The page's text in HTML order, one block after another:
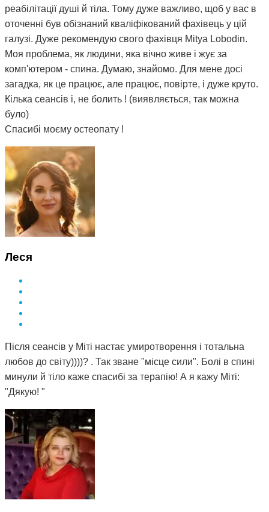
реабілітації душі й тіла. Тому дуже важливо, щоб у вас в
оточенні був обізнаний кваліфікований фахівець у цій
галузі. Дуже рекомендую свого фахівця Mitya Lobodin.
Моя проблема, як людини, яка вічно живе і жує за
комп'ютером - спина. Думаю, знайомо. Для мене досі
загадка, як це працює, але працює, повірте, і дуже круто.
Кілька сеансів і, не болить ! (виявляється, так можна
було)
Спасибі моєму остеопату !
Леся
Після сеансів у Міті настає умиротворення і тотальна
любов до світу))))? . Так зване "місце сили". Болі в спині
минули й тіло каже спасибі за терапію! А я кажу Міті:
"Дякую! "